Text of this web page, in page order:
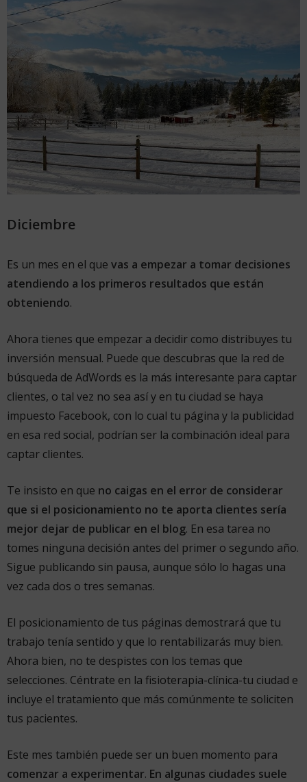
Diciembre
Es un mes en el que vas a empezar a tomar decisiones
atendiendo a los primeros resultados que están
obteniendo.
Ahora tienes que empezar a decidir como distribuyes tu
inversión mensual. Puede que descubras que la red de
búsqueda de AdWords es la más interesante para captar
clientes, o tal vez no sea así y en tu ciudad se haya
impuesto Facebook, con lo cual tu página y la publicidad
en esa red social, podrían ser la combinación ideal para
captar clientes.
Te insisto en que no caigas en el error de considerar
que si el posicionamiento no te aporta clientes sería
mejor dejar de publicar en el blog. En esa tarea no
tomes ninguna decisión antes del primer o segundo año.
Sigue publicando sin pausa, aunque sólo lo hagas una
vez cada dos o tres semanas.
El posicionamiento de tus páginas demostrará que tu
trabajo tenía sentido y que lo rentabilizarás muy bien.
Ahora bien, no te despistes con los temas que
selecciones. Céntrate en la fisioterapia-clínica-tu ciudad e
incluye el tratamiento que más comúnmente te soliciten
tus pacientes.
Este mes también puede ser un buen momento para
comenzar a experimentar. En algunas ciudades suele